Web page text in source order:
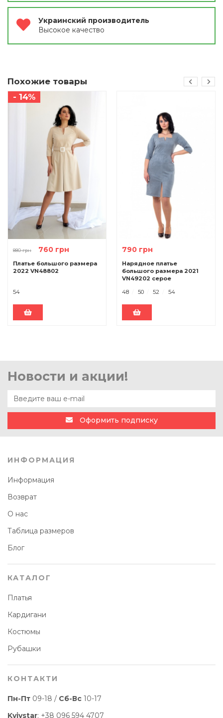
Украинский производитель
Высокое качество
Похожие товары
- 14%
880 грн 760 грн
Платье большого размера
2022 VN48802
54
790 грн
Нарядное платье
большого размера 2021
VN49202 серое
48
50 52 54
Новости и акции!
Оформить подписку
ИНФОРМАЦИЯ
Информация
Возврат
О нас
Таблица размеров
Блог
КАТАЛОГ
Платья
Кардигани
Костюмы
Рубашки
КОНТАКТИ
Пн-Пт 09-18 / Сб-Вс 10-17
Kyivstar: +38 096 594 4707